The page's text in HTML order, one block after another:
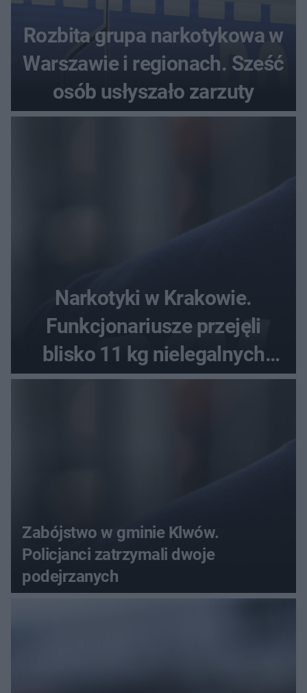
Rozbita grupa narkotykowa w
Warszawie i regionach. Sześć
osób usłyszało zarzuty
Narkotyki w Krakowie.
Funkcjonariusze przejęli
blisko 11 kg nielegalnych
substancji
Zabójstwo w gminie Klwów.
Policjanci zatrzymali dwoje
podejrzanych